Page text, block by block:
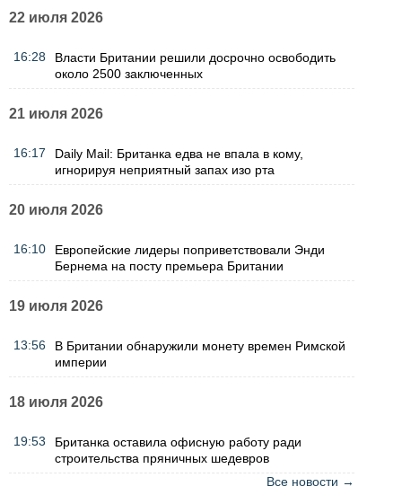
22 июля 2026
16:28
Власти Британии решили досрочно освободить
около 2500 заключенных
21 июля 2026
16:17
Daily Mail: Британка едва не впала в кому,
игнорируя неприятный запах изо рта
20 июля 2026
16:10
Европейские лидеры поприветствовали Энди
Бернема на посту премьера Британии
19 июля 2026
13:56
В Британии обнаружили монету времен Римской
империи
18 июля 2026
19:53
Британка оставила офисную работу ради
строительства пряничных шедевров
Все новости →